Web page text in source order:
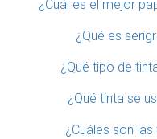
¿Cuál es el mejor
¿Qué es
¿Qué tipo de
¿Qué tinta se
¿Cuáles son